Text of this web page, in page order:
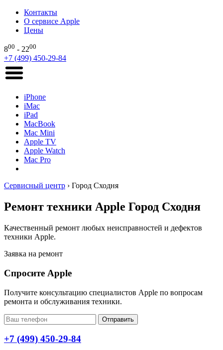
Контакты
О сервисе Apple
Цены
800 - 2200
+7 (499) 450-29-84
iPhone
iMac
iPad
MacBook
Mac Mini
Apple TV
Apple Watch
Mac Pro
Сервисный центр › Город Сходня
Ремонт техники Apple Город Сходня
Качественный ремонт любых неисправностей и дефектов
техники Apple.
Заявка на ремонт
Спросите Apple
Получите консультацию специалистов Apple по вопросам
ремонта и обслуживания техники.
Отправить
+7 (499) 450-29-84